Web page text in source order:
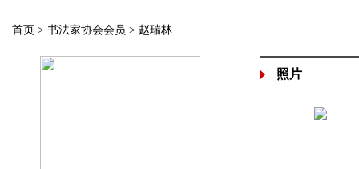
首页 > 书法家协会会员 > 赵瑞林
照片